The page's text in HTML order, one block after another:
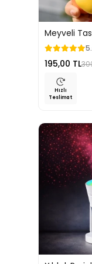
Meyveli
Sessiz Mini
Vantilatör
195,00 TL
Hızlı
Teslimat